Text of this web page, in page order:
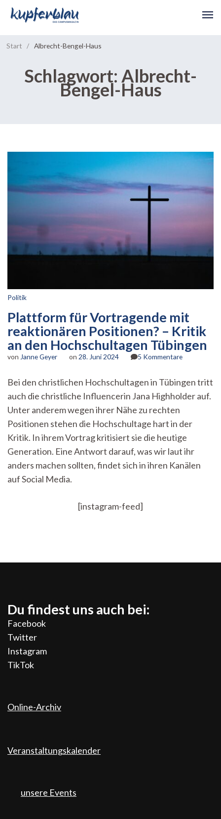
Start / Albrecht-Bengel-Haus
Schlagwort: Albrecht-
Bengel-Haus
Politik
Plattform für Vortragende mit
reaktionären Positionen? – Kritik
an den Hochschultagen Tübingen
von Janne Geyer on 28. Juni 2024 5 Kommentarezu
Vortragende
mit
–
Kritik
den
Bei den christlichen Hochschultagen in Tübingen tritt
auch die christliche Influencerin Jana Highholder auf.
Unter anderem wegen ihrer Nähe zu rechten
Positionen stehen die Hochschultage hart in der
Kritik. In ihrem Vortrag kritisiert sie die heutige
Generation. Eine Antwort darauf, was wir laut ihr
anders machen sollten, findet sich in ihren Kanälen
auf Social Media.
[instagram-feed]
Du findest uns auch bei:
Facebook
Twitter
Instagram
TikTok
Online-Archiv
Veranstaltungskalender
unsere Events